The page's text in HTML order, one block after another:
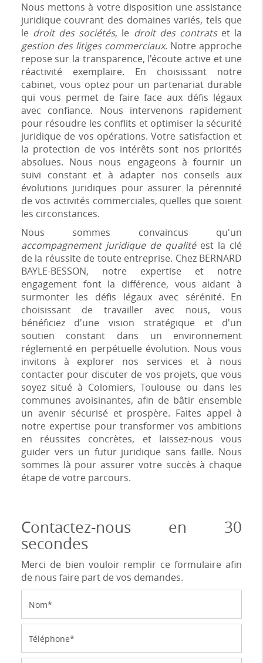
Nous mettons à votre disposition une assistance
juridique couvrant des domaines variés, tels que
le droit des sociétés, le droit des contratset la
gestion des litiges commerciaux. Notre approche
repose sur la transparence, l'écoute active et une
réactivité exemplaire. En choisissant notre
cabinet, vous optez pour un partenariat durable
qui vous permet de faire face aux défis légaux
avec confiance. Nous intervenons rapidement
pour résoudre les conflits et optimiser la sécurité
juridique de vos opérations. Votre satisfaction et
la protection de vos intérêts sont nos priorités
absolues. Nous nous engageons à fournir un
suivi constant et à adapter nos conseils aux
évolutions juridiques pour assurer la pérennité
de vos activités commerciales, quelles que soient
les circonstances.
Nous sommes convaincus qu'un
accompagnement juridique de qualitéest la clé
de la réussite de toute entreprise. Chez BERNARD
BAYLE-BESSON, notre expertise et notre
engagement font la différence, vous aidant à
surmonter les défis légaux avec sérénité. En
choisissant de travailler avec nous, vous
bénéficiez d'une vision stratégique et d'un
soutien constant dans un environnement
réglementé en perpétuelle évolution. Nous vous
invitons à explorer nos services et à nous
contacter pour discuter de vos projets, que vous
soyez situé à Colomiers, Toulouse ou dans les
communes avoisinantes, afin de bâtir ensemble
un avenir sécurisé et prospère. Faites appel à
notre expertise pour transformer vos ambitions
en réussites concrètes, et laissez-nous vous
guider vers un futur juridique sans faille. Nous
sommes là pour assurer votre succès à chaque
étape de votre parcours.
Contactez-nous en 30
secondes
Merci de bien vouloir remplir ce formulaire afin
de nous faire part de vos demandes.